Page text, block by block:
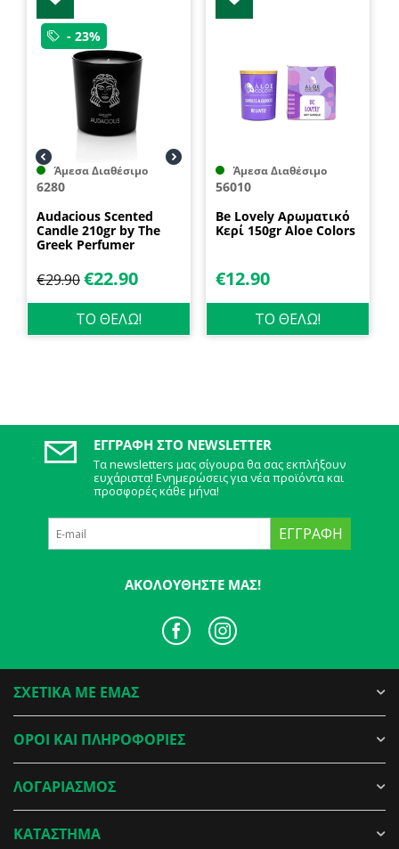
- 23%
Άμεσα Διαθέσιμο
6280
Audacious Scented
Candle 210gr by The
Greek Perfumer
€29.90€22.90
ΤΟ ΘΕΛΩ!
Άμεσα Διαθέσιμο
56010
Be Lovely Αρωματικό
Κερί 150gr Aloe Colors
€12.90
ΤΟ ΘΕΛΩ!
ΕΓΓΡΑΦΉ ΣΤΟ NEWSLETTER
Τα newsletters μας σίγουρα θα σας εκπλήξουν
ευχάριστα! Ενημερώσεις για νέα προϊόντα και
προσφορές κάθε μήνα!
ΕΓΓΡΑΦΉ
ΑΚΟΛΟΥΘΉΣΤΕ ΜΑΣ!
ΣΧΕΤΙΚΑ ΜΕ ΕΜΑΣ
ΟΡΟΙ ΚΑΙ ΠΛΗΡΟΦΟΡΙΕΣ
ΛΟΓΑΡΙΑΣΜΟΣ
ΚΑΤΑΣΤΗΜΑ